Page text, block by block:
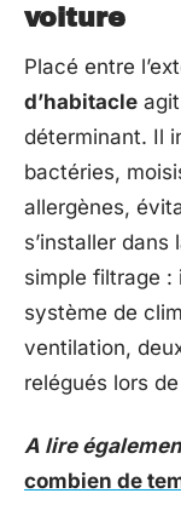
voiture
Placé entre
d’habitacle
déterminant. Il
bactéries,
allergènes,
s’installer
simple filtrage :
système de
ventilation,
relégués lors
A lire
combien de